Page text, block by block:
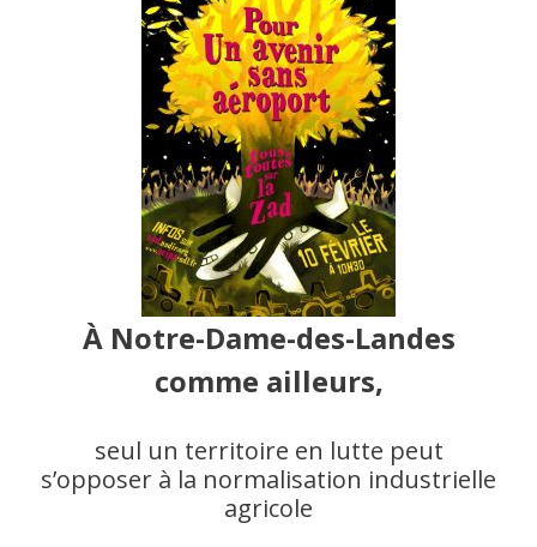
À Notre-Dame-des-Landes
comme ailleurs,
seul un territoire en lutte peut
s’opposer à la normalisation industrielle
agricole